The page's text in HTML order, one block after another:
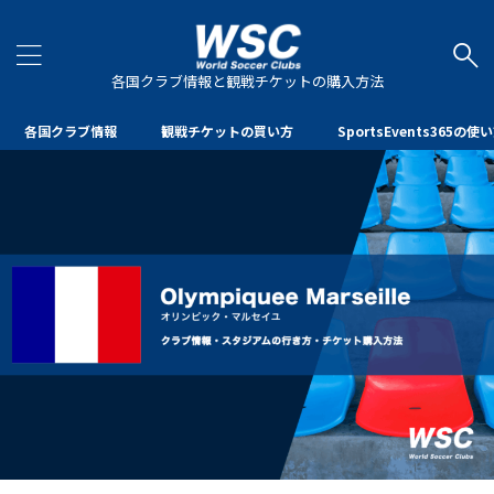
各国クラブ情報と観戦チケットの購入方法
各国クラブ情報 観戦チケットの買い方 SportsEvents365の使